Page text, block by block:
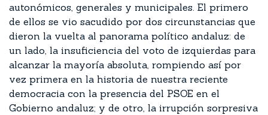
autonómicos, generales y municipales. El primero
de ellos se vio sacudido por dos circunstancias que
dieron la vuelta al panorama político andaluz: de
un lado, la insuficiencia del voto de izquierdas para
alcanzar la mayoría absoluta, rompiendo así por
vez primera en la historia de nuestra reciente
democracia con la presencia del PSOE en el
Gobierno andaluz; y de otro, la irrupción sorpresiva